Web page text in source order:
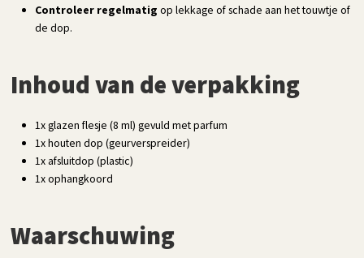
Controleer regelmatig op lekkage of schade aan het touwtje of
de dop.
Inhoud van de verpakking
1x glazen flesje (8 ml) gevuld met parfum
1x houten dop (geurverspreider)
1x afsluitdop (plastic)
1x ophangkoord
Waarschuwing